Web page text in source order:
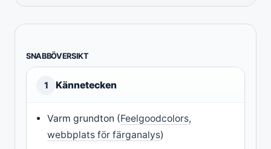
SNABBÖVERSIKT
1 Kännetecken
Varm grundton (Feelgoodcolors,
webbplats för färganalys)